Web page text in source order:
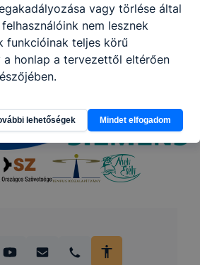
vagy törlése által
nem lesznek
funkcióinak teljes körű
a honlap a tervezettől eltérően
lehetőségek Mindet elfogadom